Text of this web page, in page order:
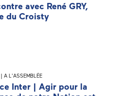
avec René GRY,
du Croisty
A L'ASSEMBLÉE
Inter | Agir pour la